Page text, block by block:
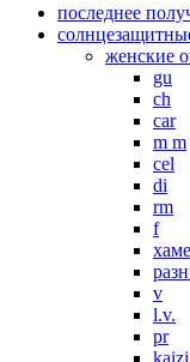
последнее
женские
gu
ch
car
m m
cel
di
rm
f
v
l.v.
pr